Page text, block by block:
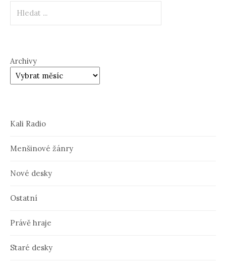
Archivy
Kali Radio
Menšinové žánry
Nové desky
Ostatní
Právě hraje
Staré desky